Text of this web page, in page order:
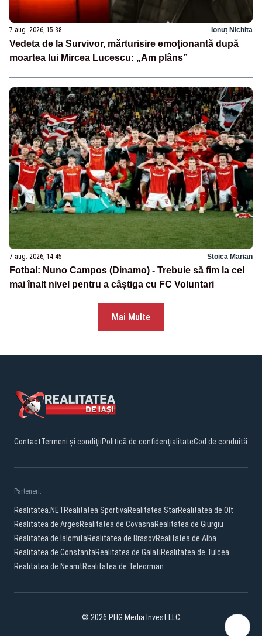
7 aug. 2026, 15:38 Ionuț Nichita
Vedeta de la Survivor, mărturisire emoționantă după
moartea lui Mircea Lucescu: „Am plâns”
7 aug. 2026, 14:45 Stoica Marian
Fotbal: Nuno Campos (Dinamo) - Trebuie să fim la cel
mai înalt nivel pentru a câștiga cu FC Voluntari
Mai Multe
ContactTermeni și condițiiPolitică de confidențialitateCod de conduită
Parteneri:
Realitatea.NETRealitatea SportivaRealitatea StarRealitatea de Olt
Realitatea de ArgesRealitatea de CovasnaRealitatea de Giurgiu
Realitatea de IalomitaRealitatea de BrasovRealitatea de Alba
Realitatea de ConstantaRealitatea de GalatiRealitatea de Tulcea
Realitatea de NeamtRealitatea de Teleorman
© 2026 PHG Media Invest LLC